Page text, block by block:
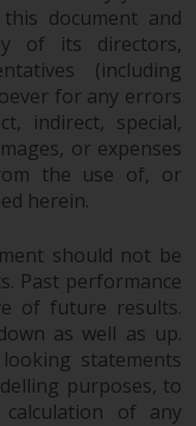
die wir
Sie
und
Cookie-
sollte
document and
of its directors,
(including
for any errors
indirect, special,
or expenses
the use of, or
herein.
should not be
Past performance
of future results.
as well as up.
statements
purposes, to
of any